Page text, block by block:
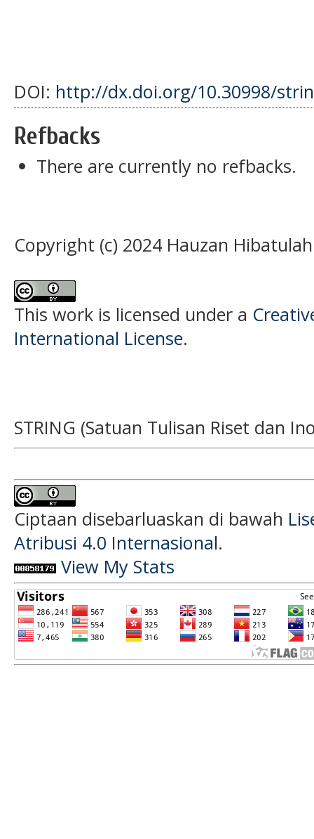
DOI: http://dx.doi.org/10.30998/
Refbacks
There are currently no refbacks.
Copyright (c) 2024 Hauzan
This work is licensed under a
International License.
STRING (Satuan Tulisan Riset dan
Ciptaan disebarluaskan di bawah
Atribusi 4.0 Internasional.
View My Stats